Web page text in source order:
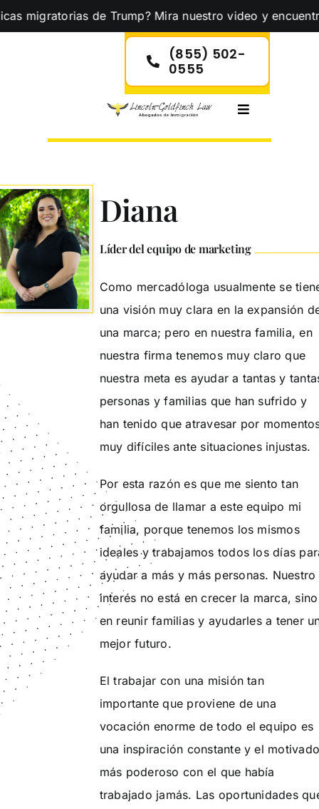
Skip
de Trump? Mira nuestro video y encuentra la
(855) 502-
0555
Toggle
Diana
Líder del equipo de marketing
Como mercadóloga usualmente se
una visión muy clara en la expansión
una marca; pero en nuestra familia, en
nuestra firma tenemos muy claro que
nuestra meta es ayudar a tantas y
personas y familias que han sufrido y
han tenido que atravesar por
muy difíciles ante situaciones injustas.
Por esta razón es que me siento tan
orgullosa de llamar a este equipo mi
familia, porque tenemos los mismos
ideales y trabajamos todos los días
ayudar a más y más personas. Nuestro
interés no está en crecer la marca, sino
en reunir familias y ayudarles a tener
mejor futuro.
El trabajar con una misión tan
importante que proviene de una
vocación enorme de todo el equipo es
una inspiración constante y el
más poderoso con el que había
trabajado jamás. Las oportunidades